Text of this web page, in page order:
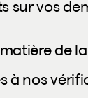
sur vos
de
à nos